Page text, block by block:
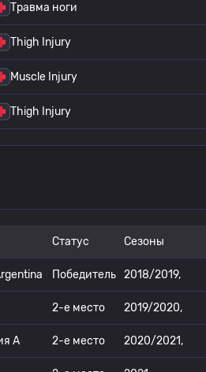
Травма ноги
Thigh Injury
Muscle Injury
Thigh Injury
Статус Сезоны
Победитель 2018/2019,
2-е место 2019/2020,
А 2-е место 2020/2021,